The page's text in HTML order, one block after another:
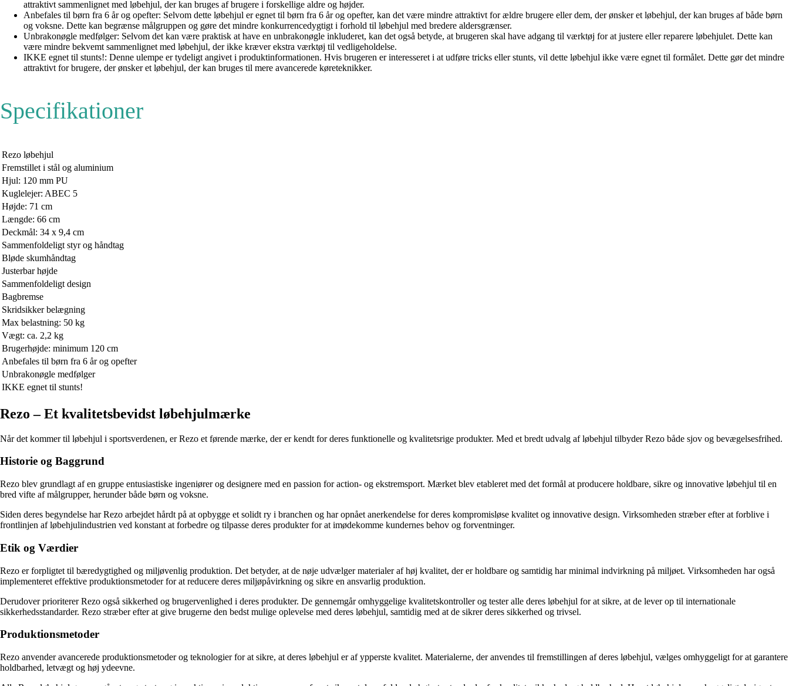
attraktivt sammenlignet med løbehjul, der kan bruges af brugere i forskellige aldre og højder.
Anbefales til børn fra 6 år og opefter: Selvom dette løbehjul er egnet til børn fra 6 år og opefter, kan det være mindre attraktivt for ældre brugere eller dem, der ønsker et løbehjul, der kan bruges af både børn
og voksne. Dette kan begrænse målgruppen og gøre det mindre konkurrencedygtigt i forhold til løbehjul med bredere aldersgrænser.
Unbrakonøgle medfølger: Selvom det kan være praktisk at have en unbrakonøgle inkluderet, kan det også betyde, at brugeren skal have adgang til værktøj for at justere eller reparere løbehjulet. Dette kan
være mindre bekvemt sammenlignet med løbehjul, der ikke kræver ekstra værktøj til vedligeholdelse.
IKKE egnet til stunts!: Denne ulempe er tydeligt angivet i produktinformationen. Hvis brugeren er interesseret i at udføre tricks eller stunts, vil dette løbehjul ikke være egnet til formålet. Dette gør det mindre
attraktivt for brugere, der ønsker et løbehjul, der kan bruges til mere avancerede køreteknikker.
Specifikationer
Rezo løbehjul
Fremstillet i stål og aluminium
Hjul: 120 mm PU
Kuglelejer: ABEC 5
Højde: 71 cm
Længde: 66 cm
Deckmål: 34 x 9,4 cm
Sammenfoldeligt styr og håndtag
Bløde skumhåndtag
Justerbar højde
Sammenfoldeligt design
Bagbremse
Skridsikker belægning
Max belastning: 50 kg
Vægt: ca. 2,2 kg
Brugerhøjde: minimum 120 cm
Anbefales til børn fra 6 år og opefter
Unbrakonøgle medfølger
IKKE egnet til stunts!
Rezo – Et kvalitetsbevidst løbehjulmærke
Når det kommer til løbehjul i sportsverdenen, er Rezo et førende mærke, der er kendt for deres funktionelle og kvalitetsrige produkter. Med et bredt udvalg af løbehjul tilbyder Rezo både sjov og bevægelsesfrihed.
Historie og Baggrund
Rezo blev grundlagt af en gruppe entusiastiske ingeniører og designere med en passion for action- og ekstremsport. Mærket blev etableret med det formål at producere holdbare, sikre og innovative løbehjul til en
bred vifte af målgrupper, herunder både børn og voksne.
Siden deres begyndelse har Rezo arbejdet hårdt på at opbygge et solidt ry i branchen og har opnået anerkendelse for deres kompromisløse kvalitet og innovative design. Virksomheden stræber efter at forblive i
frontlinjen af løbehjulindustrien ved konstant at forbedre og tilpasse deres produkter for at imødekomme kundernes behov og forventninger.
Etik og Værdier
Rezo er forpligtet til bæredygtighed og miljøvenlig produktion. Det betyder, at de nøje udvælger materialer af høj kvalitet, der er holdbare og samtidig har minimal indvirkning på miljøet. Virksomheden har også
implementeret effektive produktionsmetoder for at reducere deres miljøpåvirkning og sikre en ansvarlig produktion.
Derudover prioriterer Rezo også sikkerhed og brugervenlighed i deres produkter. De gennemgår omhyggelige kvalitetskontroller og tester alle deres løbehjul for at sikre, at de lever op til internationale
sikkerhedsstandarder. Rezo stræber efter at give brugerne den bedst mulige oplevelse med deres løbehjul, samtidig med at de sikrer deres sikkerhed og trivsel.
Produktionsmetoder
Rezo anvender avancerede produktionsmetoder og teknologier for at sikre, at deres løbehjul er af ypperste kvalitet. Materialerne, der anvendes til fremstillingen af ​​deres løbehjul, vælges omhyggeligt for at garantere
holdbarhed, letvægt og høj ydeevne.